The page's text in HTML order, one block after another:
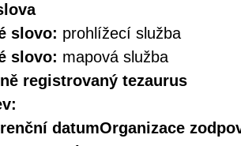
slovo: prohlížecí služba
slovo: mapová služba
registrovaný tezaurus
datumOrganizace